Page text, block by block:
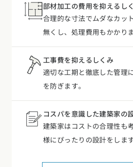
部材加工の費用を抑えるし
合理的な寸法でムダなカッ
無くし、処理費用もかかりま
工事費を抑えるしくみ
適切な工期と徹底した管理
を防ぎます。
コスパを意識した建築家の
建築家はコストの合理性も
様にぴったりの設計をします